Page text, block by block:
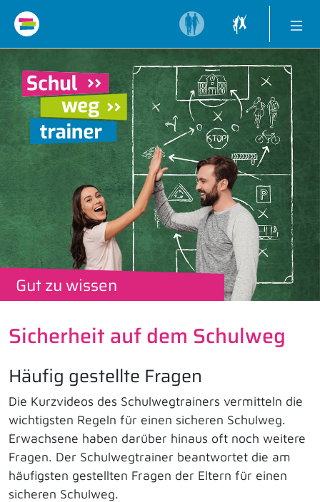
Gut zu wissen
Sicherheit auf dem Schulweg
Häufig gestellte Fragen
Die Kurzvideos des Schulwegtrainers vermitteln die
wichtigsten Regeln für einen sicheren Schulweg.
Erwachsene haben darüber hinaus oft noch weitere
Fragen. Der Schulwegtrainer beantwortet die am
häufigsten gestellten Fragen der Eltern für einen
sicheren Schulweg.